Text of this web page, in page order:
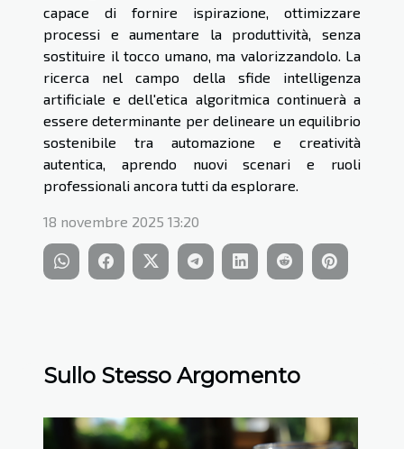
capace di fornire ispirazione, ottimizzare
processi e aumentare la produttività, senza
sostituire il tocco umano, ma valorizzandolo. La
ricerca nel campo della sfide intelligenza
artificiale e dell'etica algoritmica continuerà a
essere determinante per delineare un equilibrio
sostenibile tra automazione e creatività
autentica, aprendo nuovi scenari e ruoli
professionali ancora tutti da esplorare.
18 novembre 2025 13:20
Sullo Stesso Argomento